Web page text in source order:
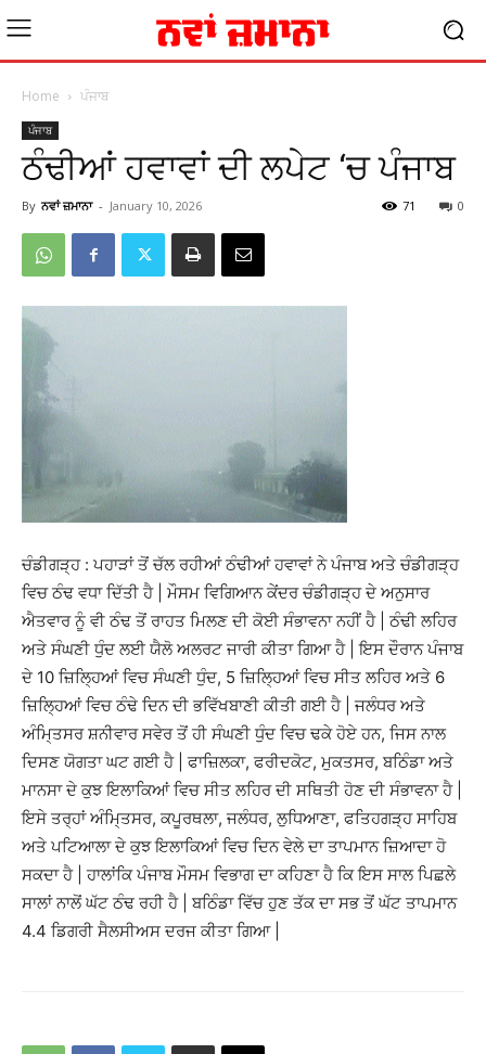
Home ਪੰਜਾਬ
ਪੰਜਾਬ
ਠੰਢੀਆਂ ਹਵਾਵਾਂ ਦੀ ਲਪੇਟ ‘ਚ ਪੰਜਾਬ
By ਨਵਾਂ ਜ਼ਮਾਨਾ - January 10, 2026 0
71
ਚੰਡੀਗੜ੍ਹ : ਪਹਾੜਾਂ ਤੋਂ ਚੱਲ ਰਹੀਆਂ ਠੰਢੀਆਂ ਹਵਾਵਾਂ ਨੇ ਪੰਜਾਬ ਅਤੇ ਚੰਡੀਗੜ੍ਹ
ਵਿਚ ਠੰਢ ਵਧਾ ਦਿੱਤੀ ਹੈ | ਮੌਸਮ ਵਿਗਿਆਨ ਕੇਂਦਰ ਚੰਡੀਗੜ੍ਹ ਦੇ ਅਨੁਸਾਰ
ਐਤਵਾਰ ਨੂੰ ਵੀ ਠੰਢ ਤੋਂ ਰਾਹਤ ਮਿਲਣ ਦੀ ਕੋਈ ਸੰਭਾਵਨਾ ਨਹੀਂ ਹੈ | ਠੰਢੀ ਲਹਿਰ
ਅਤੇ ਸੰਘਣੀ ਧੁੰਦ ਲਈ ਯੈਲੋ ਅਲਰਟ ਜਾਰੀ ਕੀਤਾ ਗਿਆ ਹੈ | ਇਸ ਦੌਰਾਨ ਪੰਜਾਬ
ਦੇ 10 ਜ਼ਿਲਿ੍ਹਆਂ ਵਿਚ ਸੰਘਣੀ ਧੁੰਦ, 5 ਜ਼ਿਲਿ੍ਹਆਂ ਵਿਚ ਸੀਤ ਲਹਿਰ ਅਤੇ 6
ਜ਼ਿਲਿ੍ਹਆਂ ਵਿਚ ਠੰਢੇ ਦਿਨ ਦੀ ਭਵਿੱਖਬਾਣੀ ਕੀਤੀ ਗਈ ਹੈ | ਜਲੰਧਰ ਅਤੇ
ਅੰਮਿ੍ਤਸਰ ਸ਼ਨੀਵਾਰ ਸਵੇਰ ਤੋਂ ਹੀ ਸੰਘਣੀ ਧੁੰਦ ਵਿਚ ਢਕੇ ਹੋਏ ਹਨ, ਜਿਸ ਨਾਲ
ਦਿਸਣ ਯੋਗਤਾ ਘਟ ਗਈ ਹੈ | ਫਾਜ਼ਿਲਕਾ, ਫਰੀਦਕੋਟ, ਮੁਕਤਸਰ, ਬਠਿੰਡਾ ਅਤੇ
ਮਾਨਸਾ ਦੇ ਕੁਝ ਇਲਾਕਿਆਂ ਵਿਚ ਸੀਤ ਲਹਿਰ ਦੀ ਸਥਿਤੀ ਹੋਣ ਦੀ ਸੰਭਾਵਨਾ ਹੈ |
ਇਸੇ ਤਰ੍ਹਾਂ ਅੰਮਿ੍ਤਸਰ, ਕਪੂਰਥਲਾ, ਜਲੰਧਰ, ਲੁਧਿਆਣਾ, ਫਤਿਹਗੜ੍ਹ ਸਾਹਿਬ
ਅਤੇ ਪਟਿਆਲਾ ਦੇ ਕੁਝ ਇਲਾਕਿਆਂ ਵਿਚ ਦਿਨ ਵੇਲੇ ਦਾ ਤਾਪਮਾਨ ਜ਼ਿਆਦਾ ਹੋ
ਸਕਦਾ ਹੈ | ਹਾਲਾਂਕਿ ਪੰਜਾਬ ਮੌਸਮ ਵਿਭਾਗ ਦਾ ਕਹਿਣਾ ਹੈ ਕਿ ਇਸ ਸਾਲ ਪਿਛਲੇ
ਸਾਲਾਂ ਨਾਲੋਂ ਘੱਟ ਠੰਢ ਰਹੀ ਹੈ | ਬਠਿੰਡਾ ਵਿੱਚ ਹੁਣ ਤੱਕ ਦਾ ਸਭ ਤੋਂ ਘੱਟ ਤਾਪਮਾਨ
4.4 ਡਿਗਰੀ ਸੈਲਸੀਅਸ ਦਰਜ ਕੀਤਾ ਗਿਆ |